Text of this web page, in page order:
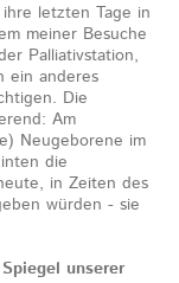
letzten Tage in
meiner Besuche
Palliativstation,
ein anderes
Die
Am
Neugeborene im
die
in Zeiten des
würden - sie
unserer